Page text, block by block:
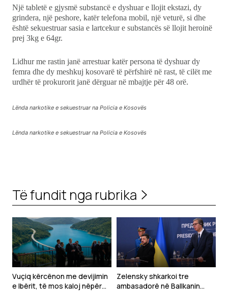
Një tabletë e gjysmë substancë e dyshuar e llojit ekstazi, dy
grindera, një peshore, katër telefona mobil, një veturë, si dhe
është sekuestruar sasia e lartcekur e substancës së llojit heroinë
prej 3kg e 64gr.
Lidhur me rastin janë arrestuar katër persona të dyshuar dy
femra dhe dy meshkuj kosovarë të përfshirë në rast, të cilët me
urdhër të prokurorit janë dërguar në mbajtje për 48 orë.
Lënda narkotike e sekuestruar na Policia e Kosovës
Lënda narkotike e sekuestruar na Policia e Kosovës
Të fundit nga rubrika
Vuçiq kërcënon me devijimin
e Ibërit, të mos kaloj nëpër
Zelensky shkarkoi tre
ambasadorë në Ballkanin